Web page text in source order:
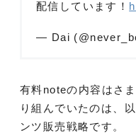
配信しています！
— Dai
有料noteの内容はさ
り組んでいたのは、
ンツ販売戦略です。